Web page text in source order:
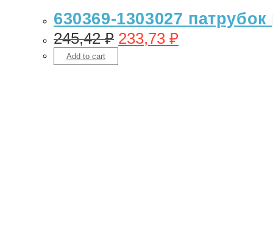
630369-1303027
245,42₽ 233,73 ₽
Add to cart